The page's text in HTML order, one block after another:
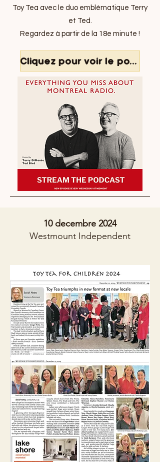
Toy Tea avec le duo emblématique Terry
et Ted.
Regardez à partir de la 18e minute !
Cliquez pour voir le podcast YouTube en anglais
10 decembre 2024
Westmount Independent